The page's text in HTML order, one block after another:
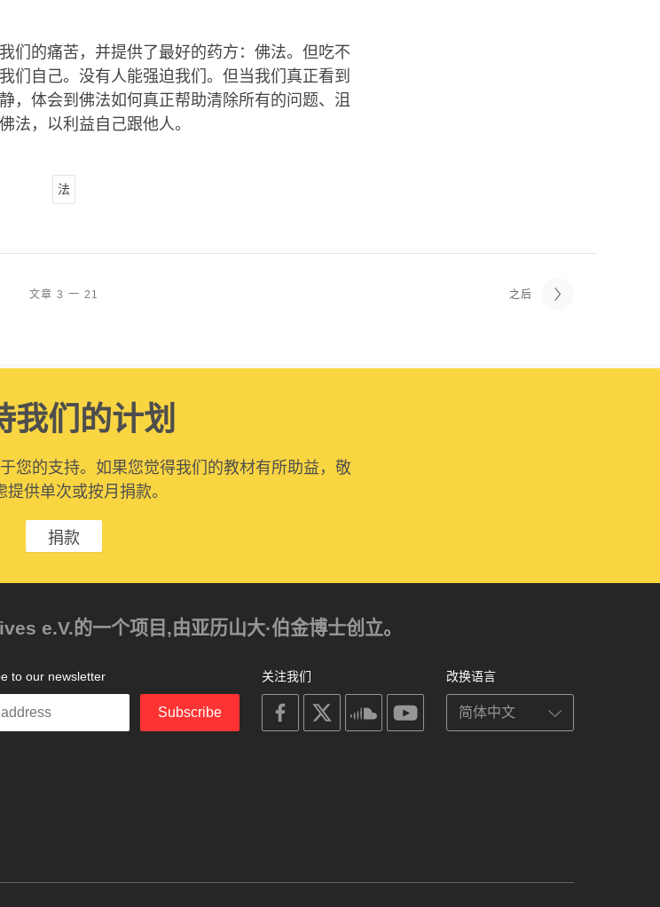
们的痛苦，并提供了最好的药方：佛法。但吃不
们自己。没有人能强迫我们。但当我们真正看到
，体会到佛法如何真正帮助清除所有的问题、沮
法，以利益自己跟他人。
法
文章 3 一 21 之后
我们的计划
您的支持。如果您觉得我们的教材有所助益，敬
提供单次或按月捐款。
捐款
e.V.的一个项目,由亚历山大·伯金博士创立。
改换语言
关注我们
on
facebook
soundcloudyoutube
to our newsletter
Subscribe